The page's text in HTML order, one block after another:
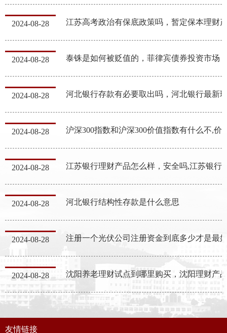
2024-08-28 江苏高考政治有保底政策吗，暂定保本理财
2024-08-28 泰铢是如何被贬值的，菲律宾债券投资市场
2024-08-28
2024-08-28
2024-08-28
2024-08-28 河北银行结构性存款是什么意思
2024-08-28
2024-08-28 沈阳养老理财试点到哪里购买，沈阳理财产
友情链接